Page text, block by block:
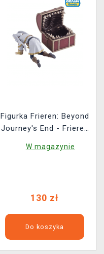
Figurka Frieren: Beyond
Journey's End - Frieren
W magazynie
130 zł
Do koszyka